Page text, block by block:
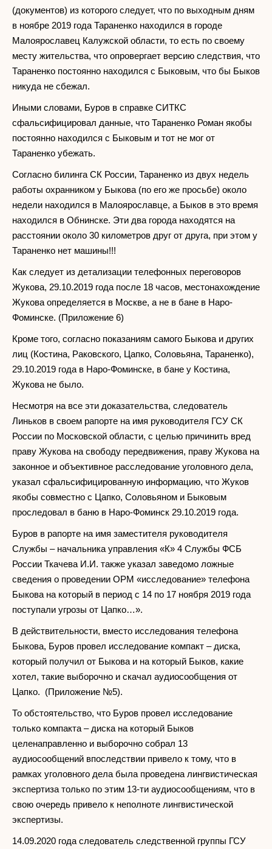
(документов) из которого следует, что по выходным дням
в ноябре 2019 года Тараненко находился в городе
Малоярославец Калужской области, то есть по своему
месту жительства, что опровергает версию следствия, что
Тараненко постоянно находился с Быковым, что бы Быков
никуда не сбежал.
Иными словами, Буров в справке СИТКС
сфальсифицировал данные, что Тараненко Роман якобы
постоянно находился с Быковым и тот не мог от
Тараненко убежать.
Согласно билинга СК России, Тараненко из двух недель
работы охранником у Быкова (по его же просьбе) около
недели находился в Малоярославце, а Быков в это время
находился в Обнинске. Эти два города находятся на
расстоянии около 30 километров друг от друга, при этом у
Тараненко нет машины!!!
Как следует из детализации телефонных переговоров
Жукова, 29.10.2019 года после 18 часов, местонахождение
Жукова определяется в Москве, а не в бане в Наро-
Фоминске. (Приложение 6)
Кроме того, согласно показаниям самого Быкова и других
лиц (Костина, Раковского, Цапко, Соловьяна, Тараненко),
29.10.2019 года в Наро-Фоминске, в бане у Костина,
Жукова не было.
Несмотря на все эти доказательства, следователь
Линьков в своем рапорте на имя руководителя ГСУ СК
России по Московской области, с целью причинить вред
праву Жукова на свободу передвижения, праву Жукова на
законное и объективное расследование уголовного дела,
указал сфальсифицированную информацию, что Жуков
якобы совместно с Цапко, Соловьяном и Быковым
проследовал в баню в Наро-Фоминск 29.10.2019 года.
Буров в рапорте на имя заместителя руководителя
Службы – начальника управления «К» 4 Службы ФСБ
России Ткачева И.И. также указал заведомо ложные
сведения о проведении ОРМ «исследование» телефона
Быкова на который в период с 14 по 17 ноября 2019 года
поступали угрозы от Цапко…».
В действительности, вместо исследования телефона
Быкова, Буров провел исследование компакт – диска,
который получил от Быкова и на который Быков, какие
хотел, такие выборочно и скачал аудиосообщения от
Цапко. (Приложение №5).
То обстоятельство, что Буров провел исследование
только компакта – диска на который Быков
целенаправленно и выборочно собрал 13
аудиосообщений впоследствии привело к тому, что в
рамках уголовного дела была проведена лингвистическая
экспертиза только по этим 13-ти аудиосообщениям, что в
свою очередь привело к неполноте лингвистической
экспертизы.
14.09.2020 года следователь следственной группы ГСУ